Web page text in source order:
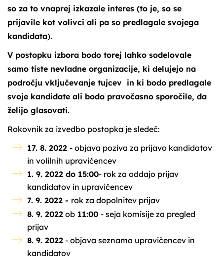
so za to vnaprej izkazale interes (to je, so se
prijavile kot volivci ali pa so predlagale svojega
kandidata).
V postopku izbora bodo torej lahko sodelovale
samo tiste nevladne organizacije, ki delujejo na
področju vključevanje tujcev in ki bodo predlagale
svoje kandidate ali bodo pravočasno sporočile, da
želijo glasovati.
Rokovnik za izvedbo postopka je sledeč:
17. 8. 2022 - objava poziva za prijavo kandidatov
in volilnih upravičencev
1. 9. 2022 do 15:00- rok za oddajo prijav
kandidatov in upravičencev
7. 9. 2022 - rok za dopolnitev prijav
8. 9. 2022 ob 11:00 - seja komisije za pregled
prijav
8. 9. 2022 - objava seznama upravičencev in
kandidatov